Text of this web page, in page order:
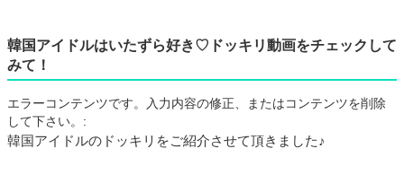
韓国アイドルはいたずら好き♡ドッキリ動画をチェックして
みて！
エラーコンテンツです。入力内容の修正、またはコンテンツを削除
して下さい。:
韓国アイドルのドッキリをご紹介させて頂きました♪